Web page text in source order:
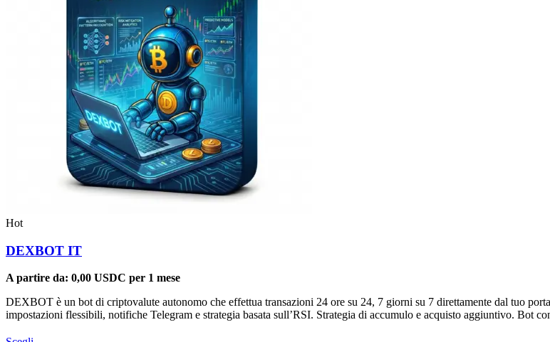
Hot
DEXBOT IT
A partire da: 0,00 USDC per 1 mese
DEXBOT è un bot di criptovalute autonomo che effettua transazioni 24 ore su 24, 7 giorni su 7 direttamente dal tuo
impostazioni flessibili, notifiche Telegram e strategia basata sull’RSI. Strategia di accumulo e acquisto aggiuntivo. Bot